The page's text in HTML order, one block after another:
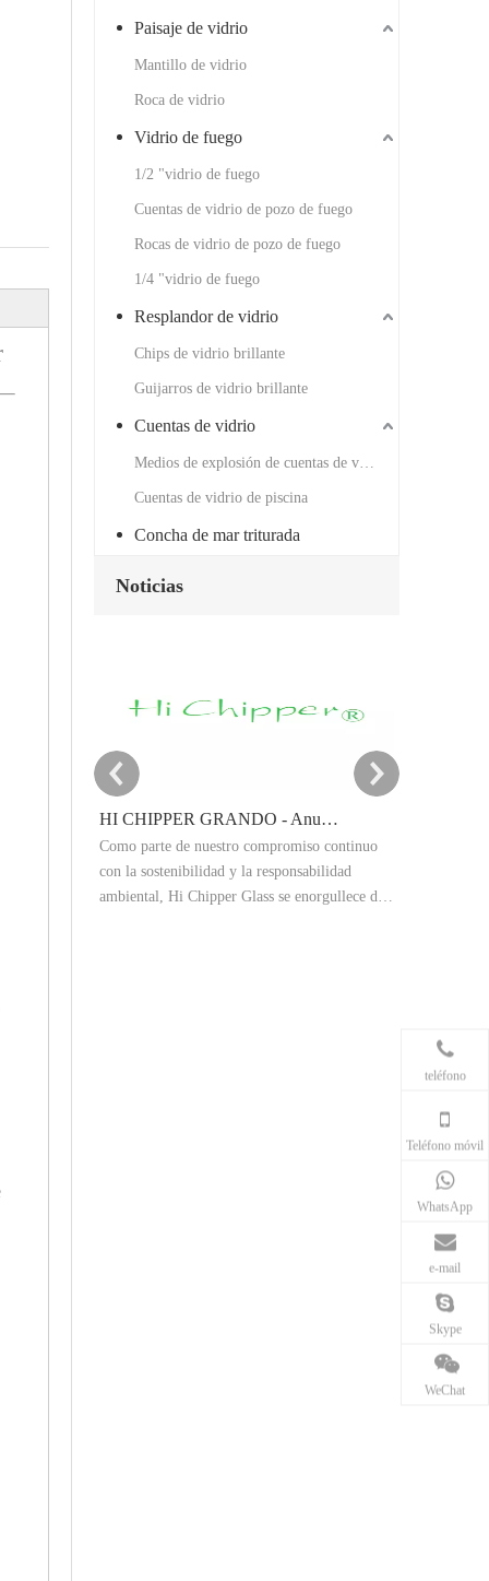
Paisaje de vidrio
Mantillo de vidrio
Roca de vidrio
Vidrio de fuego
1/2 "vidrio de fuego
Cuentas de vidrio de pozo de fuego
Rocas de vidrio de pozo de fuego
1/4 "vidrio de fuego
Resplandor de vidrio
Chips de vidrio brillante
Guijarros de vidrio brillante
Cuentas de vidrio
Medios de explosión de cuentas de vidrio
Cuentas de vidrio de piscina
Concha de mar triturada
Noticias
HI CHIPPER GRANDO - Anuncio del objetivo de reducción de carbono 2025
Como parte de nuestro compromiso continuo
con la sostenibilidad y la responsabilidad
ambiental, Hi Chipper Glass se enorgullece de
producción
teléfono
Teléfono móvil
WhatsApp
e-mail
Skype
WeChat